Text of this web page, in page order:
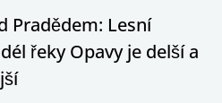
Pradědem: Lesní
řeky Opavy je delší a